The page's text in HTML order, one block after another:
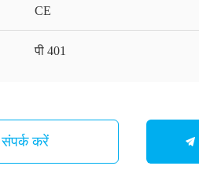
CE
पी 401
संपर्क करें